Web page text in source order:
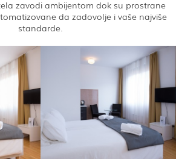
zavodi ambijentom dok su prostrane
da zadovolje i vaše najviše
standarde.